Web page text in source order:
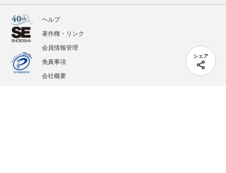
シェア
ヘルプ
著作権・リンク
会員情報管理
免責事項
会社概要